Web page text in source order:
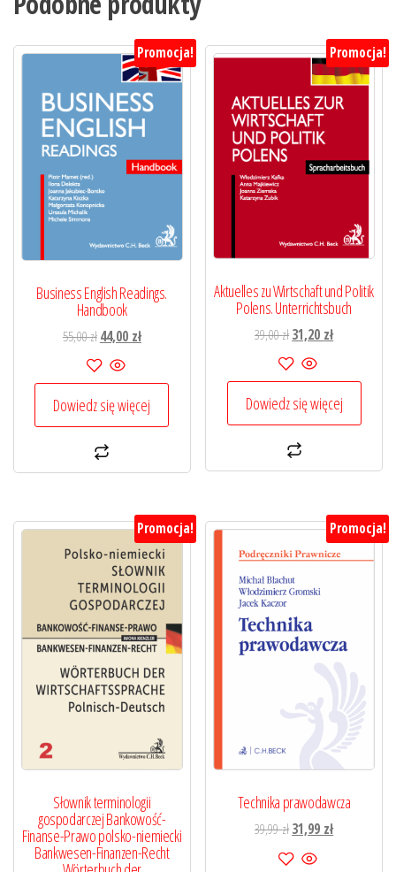
Promocja!
Business English Readings.
Handbook
55,00złPierwotna
cena
wynosiła:
55,00 zł.
44,00 złAktualna
44,00 zł.
Dowiedz się więcej
Promocja!
Aktuelles zu Wirtschaft und Politik
Polens. Unterrichtsbuch
39,00złPierwotna
cena
wynosiła:
39,00 zł.
31,20 złAktualna
31,20 zł.
Dowiedz się więcej
Promocja!
Słownik terminologii
gospodarczej Bankowość-
Finanse-Prawo polsko-niemiecki
Bankwesen-Finanzen-Recht
Promocja!
Technika prawodawcza
39,99złPierwotna
cena
31,99 złAktualna